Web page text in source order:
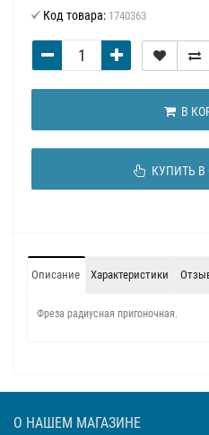
Код товара: 1740363
В
КУПИТЬ
Описание Характеристики
Фреза радиусная пригоночная.
О НАШЕМ МАГАЗИНЕ